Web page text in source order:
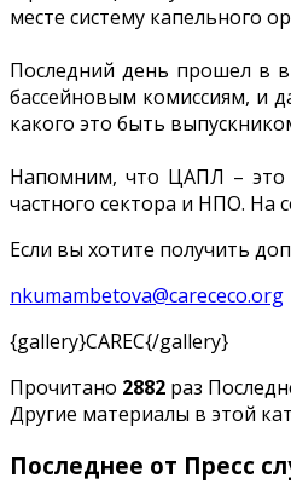
месте систему капельного
Последний день прошел в
бассейновым комиссиям, и
какого это быть
Напомним, что ЦАПЛ – это
частного сектора и НПО. На
Если вы хотите получить
nkumambetova@carececo.org
{gallery}CAREC{/gallery}
Прочитано 2882 раз
Другие материалы в этой
Последнее от Пресс